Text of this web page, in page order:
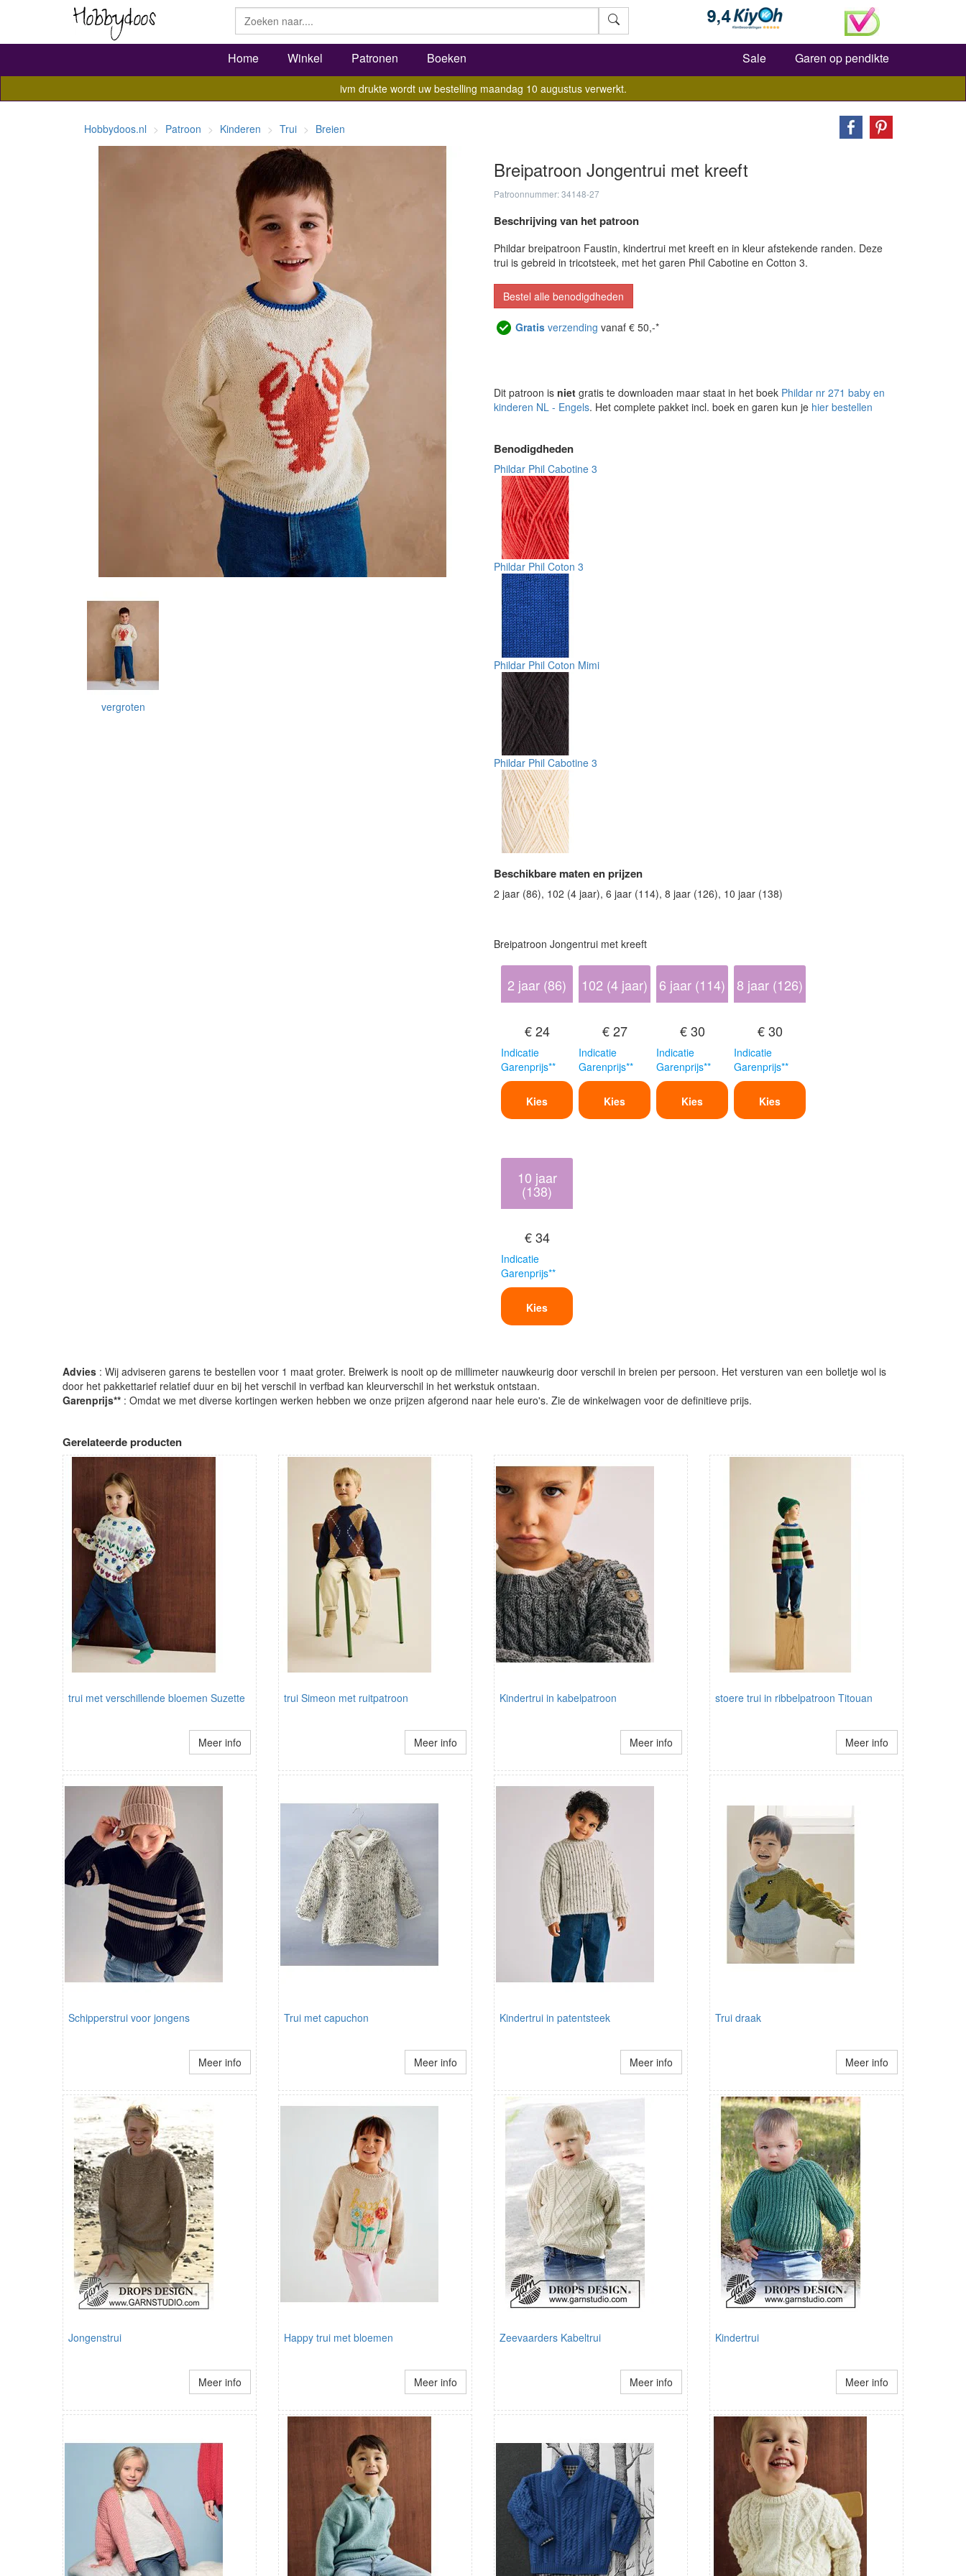
Zoeken
Home Winkel Patronen Boeken Sale Garen op pendikte
ivm drukte wordt uw bestelling maandag 10 augustus verwerkt.
Hobbydoos.nl Patroon Kinderen Trui Breien
vergroten
Breipatroon Jongentrui met kreeft
Patroonnummer: 34148-27
Beschrijving van het patroon
Phildar breipatroon Faustin, kindertrui met kreeft en in kleur afstekende randen. Deze
trui is gebreid in tricotsteek, met het garen Phil Cabotine en Cotton 3.
Bestel alle benodigdheden
Gratis verzending vanaf € 50,-*
Dit patroon is niet gratis te downloaden maar staat in het boek Phildar nr 271 baby en
kinderen NL - Engels. Het complete pakket incl. boek en garen kun je hier bestellen
Benodigdheden
Phildar Phil Cabotine 3
Phildar Phil Coton 3
Phildar Phil Coton Mimi
Phildar Phil Cabotine 3
Beschikbare maten en prijzen
2 jaar (86), 102 (4 jaar), 6 jaar (114), 8 jaar (126), 10 jaar (138)
Breipatroon Jongentrui met kreeft
2 jaar (86)
€ 24
Indicatie
Garenprijs**
Kies
102 (4 jaar)
€ 27
Indicatie
Garenprijs**
Kies
6 jaar (114)
€ 30
Indicatie
Garenprijs**
Kies
8 jaar (126)
€ 30
Indicatie
Garenprijs**
Kies
10 jaar
(138)
€ 34
Indicatie
Garenprijs**
Kies
Advies : Wij adviseren garens te bestellen voor 1 maat groter. Breiwerk is nooit op de millimeter nauwkeurig door verschil in breien per persoon. Het versturen van een bolletje wol is
door het pakkettarief relatief duur en bij het verschil in verfbad kan kleurverschil in het werkstuk ontstaan.
Garenprijs** : Omdat we met diverse kortingen werken hebben we onze prijzen afgerond naar hele euro's. Zie de winkelwagen voor de definitieve prijs.
Gerelateerde producten
trui met verschillende bloemen Suzette
Meer info
trui Simeon met ruitpatroon
Meer info
Kindertrui in kabelpatroon
Meer info
stoere trui in ribbelpatroon Titouan
Meer info
Schipperstrui voor jongens
Meer info
Trui met capuchon
Meer info
Kindertrui in patentsteek
Meer info
Trui draak
Meer info
Jongenstrui
Meer info
Happy trui met bloemen
Meer info
Zeevaarders Kabeltrui
Meer info
Kindertrui
Meer info